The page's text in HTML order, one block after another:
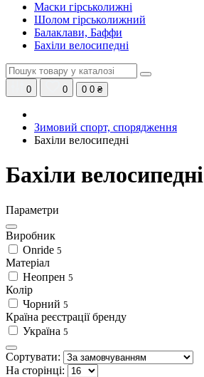
Маски гірськолижні
Шолом гірськолижний
Балаклави, Баффи
Бахіли велосипедні
0 0 0 0 ₴
Зимовий спорт, спорядження
Бахіли велосипедні
Бахіли велосипедні
Параметри
Виробник
Onride 5
Матеріал
Неопрен 5
Колір
Чорний 5
Країна реєстрації бренду
Україна 5
Сортувати:
На сторінці: